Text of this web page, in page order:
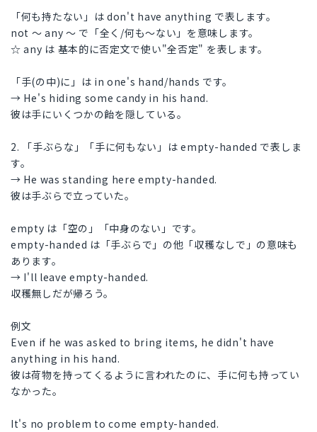
「何も持たない」は don't have anything で表します。
not ～ any ～ で「全く/何も～ない」を意味します。
☆ any は 基本的に否定文で使い"全否定" を表します。
「手(の中)に」は in one's hand/hands です。
→ He's hiding some candy in his hand.
彼は手にいくつかの飴を隠している。
2. 「手ぶらな」「手に何もない」は empty-handed で表しま
す。
→ He was standing here empty-handed.
彼は手ぶらで立っていた。
empty は「空の」「中身のない」です。
empty-handed は「手ぶらで」の他「収穫なしで」の意味も
あります。
→ I'll leave empty-handed.
収穫無しだが帰ろう。
例文
Even if he was asked to bring items, he didn't have
anything in his hand.
彼は荷物を持ってくるように言われたのに、手に何も持ってい
なかった。
It's no problem to come empty-handed.